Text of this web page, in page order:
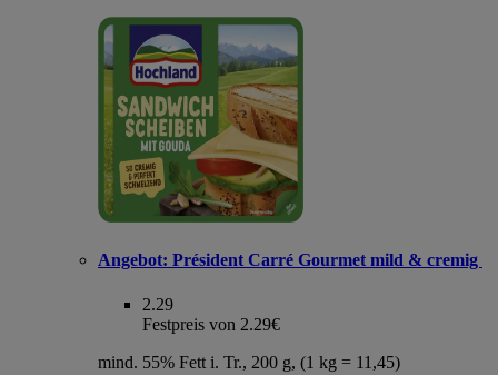
Angebot: Président Carré Gourmet mild & cremig
2.29
Festpreis von 2.29€
mind. 55% Fett i. Tr., 200 g, (1 kg = 11,45)